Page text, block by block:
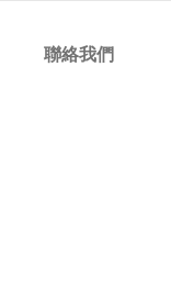
聯絡我們